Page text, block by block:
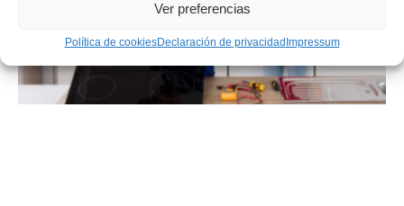
Ver preferencias
Política de cookiesDeclaración de privacidadImpressum